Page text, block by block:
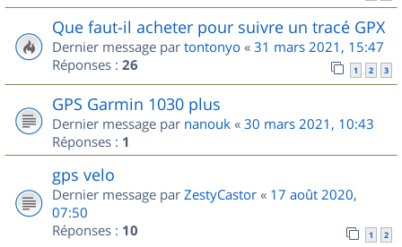
Que faut-il acheter pour suivre un tracé GPX
Dernier message par tontonyo « 31 mars 2021, 15:47
Réponses : 26 1 2 3
GPS Garmin 1030 plus
Dernier message par nanouk « 30 mars 2021, 10:43
Réponses : 1
gps velo
Dernier message par ZestyCastor « 17 août 2020,
07:50
Réponses : 10 1 2